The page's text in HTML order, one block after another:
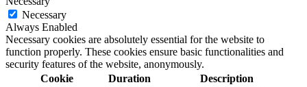
Necessary
Always Enabled
Necessary cookies are absolutely essential for the website to
function properly. These cookies ensure basic functionalities and
security features of the website, anonymously.
Cookie
Duration Description